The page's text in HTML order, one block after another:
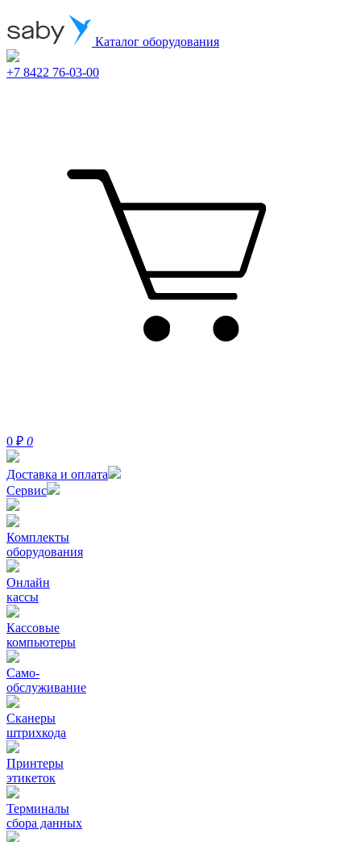
Каталог оборудования
+7 8422 76-03-00
0 ₽ 0
Доставка и оплата
Сервис
Комплекты
оборудования
Онлайн
кассы
Кассовые
компьютеры
Само-
обслуживание
Сканеры
штрихкода
Принтеры
этикеток
Терминалы
сбора данных